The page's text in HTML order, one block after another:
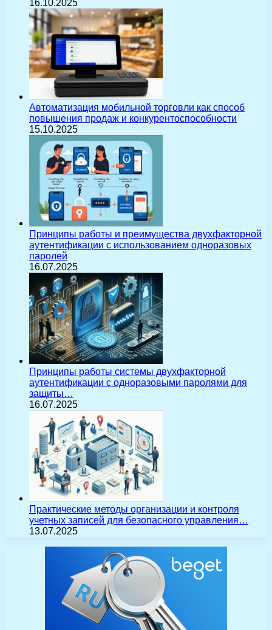
16.10.2025
Автоматизация мобильной торговли как способ
повышения продаж и конкурентоспособности
15.10.2025
Принципы работы и преимущества двухфакторной
аутентификации с использованием одноразовых
паролей
16.07.2025
Принципы работы системы двухфакторной
аутентификации с одноразовыми паролями для
защиты…
16.07.2025
Практические методы организации и контроля
учетных записей для безопасного управления…
13.07.2025